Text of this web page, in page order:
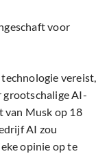
voor
vereist,
grootschalige AI-
van Musk op 18
AI zou
opinie op te